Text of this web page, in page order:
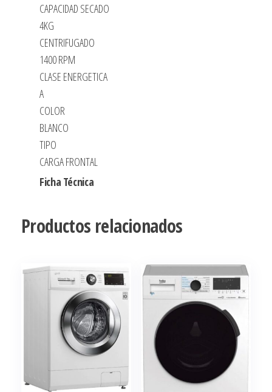
CAPACIDAD SECADO
4KG
CENTRIFUGADO
1400 RPM
CLASE ENERGETICA
A
COLOR
BLANCO
TIPO
CARGA FRONTAL
Ficha Técnica
Productos relacionados